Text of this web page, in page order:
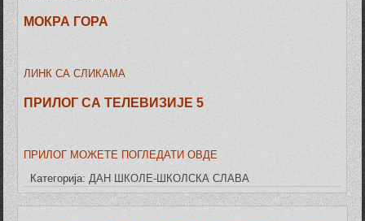
МОКРА ГОРА
ЛИНК СА СЛИКАМА
ПРИЛОГ СА ТЕЛЕВИЗИЈЕ 5
ПРИЛОГ МОЖЕТЕ ПОГЛЕДАТИ ОВДЕ
Категорија:ДАН ШКОЛЕ-ШКОЛСКА СЛАВА